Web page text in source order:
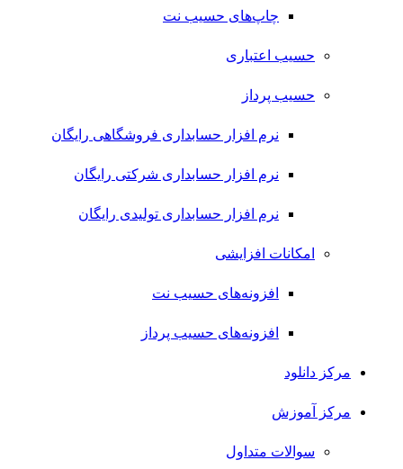
چاپ‌های حسیب نت
حسیب اعتباری
حسیب پرداز
نرم افزار حسابداری فروشگاهی رایگان
نرم افزار حسابداری شرکتی رایگان
نرم افزار حسابداری تولیدی رایگان
امکانات افزایشی
افزونه‌های حسیب نت
افزونه‌های حسیب پرداز
مرکز دانلود
مرکز آموزش
سوالات متداول